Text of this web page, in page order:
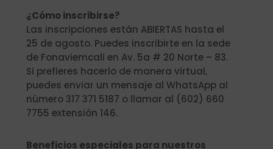
¿Cómo inscribirse?
Las inscripciones están ABIERTAS hasta el
25 de agosto. Puedes inscribirte en la sede
de Fonaviemcali en Av. 5a # 20 Norte – 83.
Si prefieres hacerlo de manera virtual,
puedes enviar un mensaje al WhatsApp al
número 317 371 5187 o llamar al (602) 660
7755 extensión 146.
Beneficios especiales para nuestros